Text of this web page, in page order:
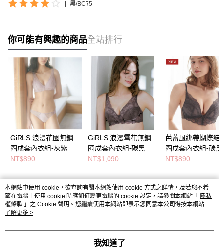
黑/BC75
你可能有興趣的商品全站排行
GiRLS 浪漫花園無鋼
圈成套內衣組-灰紫
NT$890
GiRLS 浪漫雪花無鋼
圈成套內衣組-碳黑
NT$1,090
芭蕾風綁帶蝴蝶
圈成套內衣組-碳
NT$890
熱門標籤
本網站中使用 cookie，欲查詢有關本網站使用 cookie 方式之詳情，及若您不希
望在電腦上使用 cookie 時應如何變更電腦的 cookie 設定，請參閱本網站「 隱私
權條款 」之 Cookie 聲明。您繼續使用本網站即表示您同意本公司得按本網站使
用條款之 Cookie 聲明使用 cookie。
了解更多 >
我知道了